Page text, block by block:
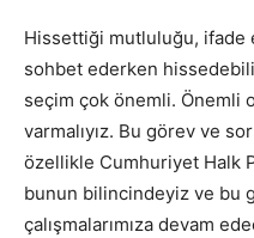
Hissettiği mutluluğu, ifade
sohbet ederken
seçim çok önemli. Önemli
varmalıyız. Bu görev ve
özellikle Cumhuriyet Halk
bunun bilincindeyiz ve bu
çalışmalarımıza devam